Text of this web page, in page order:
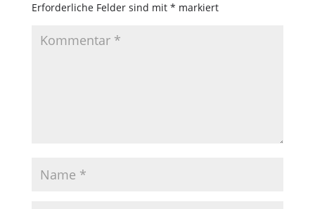
Erforderliche Felder sind mit * markiert